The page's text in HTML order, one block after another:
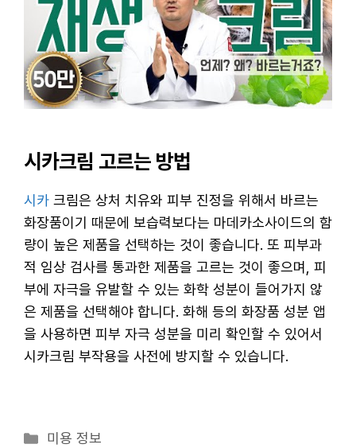
시카크림 고르는 방법
시카 크림은 상처 치유와 피부 진정을 위해서 바르는
화장품이기 때문에 보습력보다는 마데카소사이드의 함
량이 높은 제품을 선택하는 것이 좋습니다. 또 피부과
적 임상 검사를 통과한 제품을 고르는 것이 좋으며, 피
부에 자극을 유발할 수 있는 화학 성분이 들어가지 않
은 제품을 선택해야 합니다. 화해 등의 화장품 성분 앱
을 사용하면 피부 자극 성분을 미리 확인할 수 있어서
시카크림 부작용을 사전에 방지할 수 있습니다.
카
미용 정보